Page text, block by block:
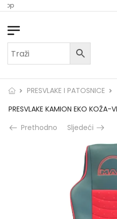
PRESVLAKE I PATOSNICE
PRESVLAKE KAMION EKO KOŽA-
Prethodno
Sljedeći